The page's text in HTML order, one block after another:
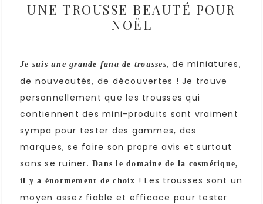
UNE TROUSSE BEAUTÉ POUR
NOËL
Je suis une grande fana de trousses, de miniatures,
de nouveautés, de découvertes ! Je trouve
personnellement que les trousses qui
contiennent des mini-produits sont vraiment
sympa pour tester des gammes, des
marques, se faire son propre avis et surtout
sans se ruiner. Dans le domaine de la cosmétique,
il y a énormement de choix ! Les trousses sont un
moyen assez fiable et efficace pour tester